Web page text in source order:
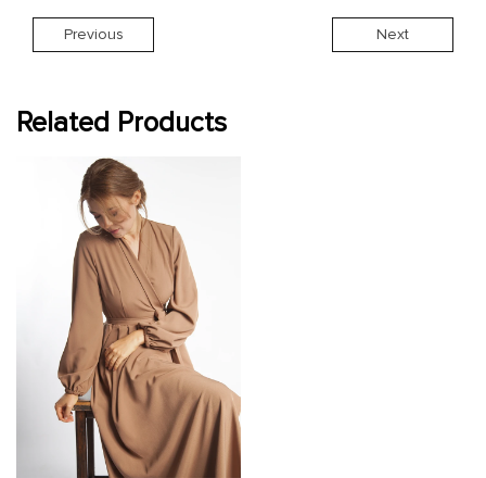
Previous Next
Related Products